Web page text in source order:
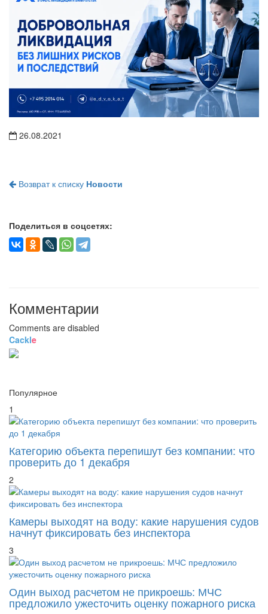
Поделиться в соцсетях:
Комментарии
Comments are disabled
Cackl
Популярное
1
Категорию объекта перепишут без компании: что
проверить до 1 декабря
2
Камеры выходят на воду: какие нарушения судов
начнут фиксировать без инспектора
3
Один выход расчетом не прикроешь: МЧС